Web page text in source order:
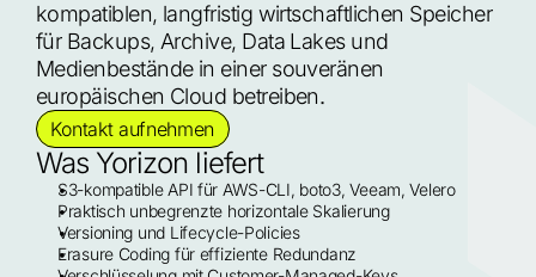
kompatiblen, langfristig wirtschaftlichen Speicher
für Backups, Archive, Data Lakes und
Medienbestände in einer souveränen
europäischen Cloud betreiben.
Kontakt aufnehmen
Was Yorizon liefert
S3-kompatible API für AWS-CLI, boto3, Veeam, Velero
Praktisch unbegrenzte horizontale Skalierung
Versioning und Lifecycle-Policies
Erasure Coding für effiziente Redundanz